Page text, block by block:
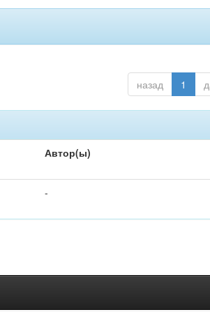
назад 1
Автор(ы)
-